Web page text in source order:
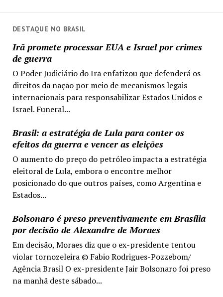
DESTAQUE NO BRASIL
Irã promete processar EUA e Israel por crimes
de guerra
O Poder Judiciário do Irã enfatizou que defenderá os
direitos da nação por meio de mecanismos legais
internacionais para responsabilizar Estados Unidos e
Israel. Funeral...
Brasil: a estratégia de Lula para conter os
efeitos da guerra e vencer as eleições
O aumento do preço do petróleo impacta a estratégia
eleitoral de Lula, embora o encontre melhor
posicionado do que outros países, como Argentina e
Estados...
Bolsonaro é preso preventivamente em Brasília
por decisão de Alexandre de Moraes
Em decisão, Moraes diz que o ex-presidente tentou
violar tornozeleira © Fabio Rodrigues-Pozzebom/
Agência Brasil O ex-presidente Jair Bolsonaro foi preso
na manhã deste sábado...